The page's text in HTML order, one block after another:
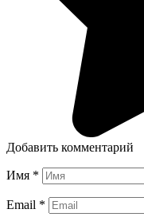
Добавить комментарий
Имя *
Email *